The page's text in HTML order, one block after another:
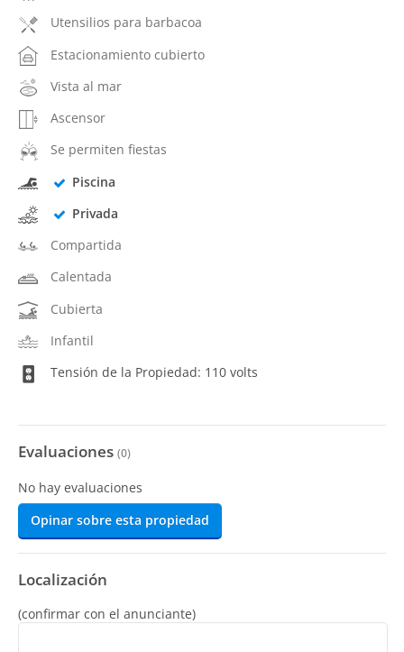
Utensilios para barbacoa
Estacionamiento cubierto
Vista al mar
Ascensor
Se permiten fiestas
Piscina
Privada
Compartida
Calentada
Cubierta
Infantil
Tensión de la Propiedad: 110 volts
Evaluaciones (0)
No hay evaluaciones
Opinar sobre esta propiedad
Localización
(confirmar con el anunciante)